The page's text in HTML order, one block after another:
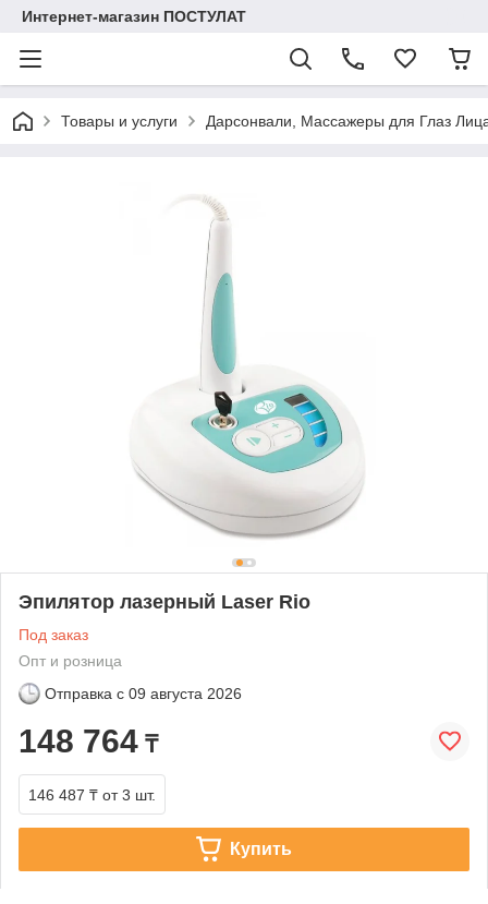
Интернет-магазин ПОСТУЛАТ
Товары и услуги Дарсонвали, Массажеры для Глаз
Эпилятор лазерный Laser Rio
Под заказ
Опт и розница
Отправка с 09 августа 2026
148 764 ₸
146 487 ₸ от 3 шт.
Купить